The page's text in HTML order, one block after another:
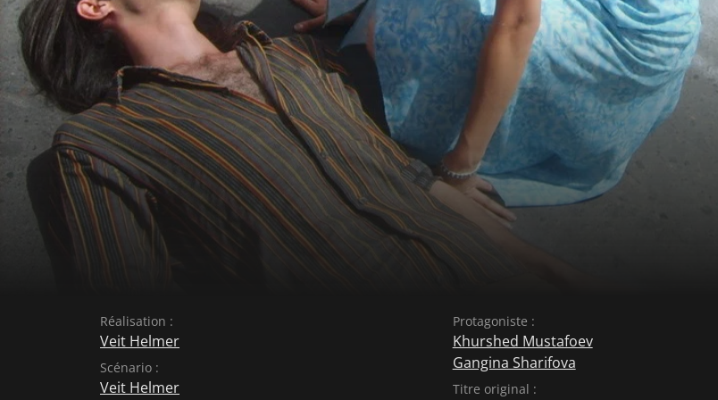
Réalisation :
Veit Helmer
Scénario :
Veit Helmer
Protagoniste :
Khurshed Mustafoev
Gangina Sharifova
Titre original :